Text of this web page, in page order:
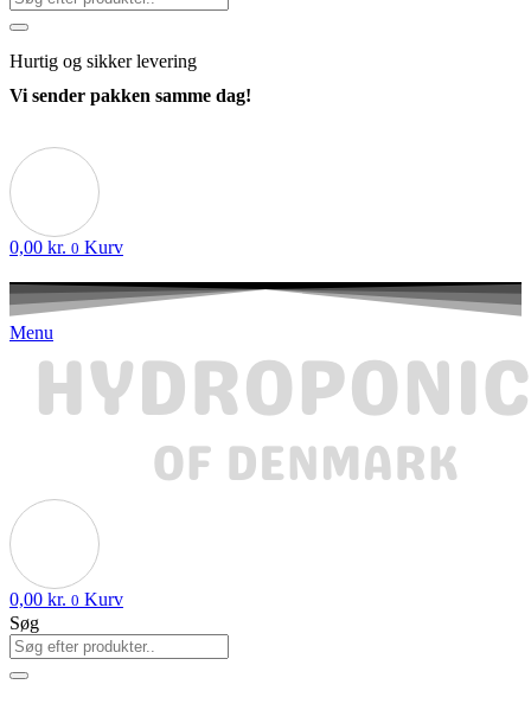
Hurtig og sikker levering
Vi sender pakken samme dag!
0,00 kr. 0 Kurv
Menu
0,00 kr. 0 Kurv
Søg